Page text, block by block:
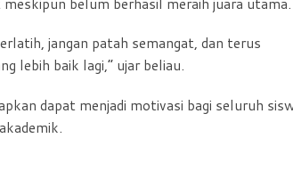
jangan patah semangat, dan terus
lebih baik lagi,” ujar beliau.
dapat menjadi motivasi bagi seluruh